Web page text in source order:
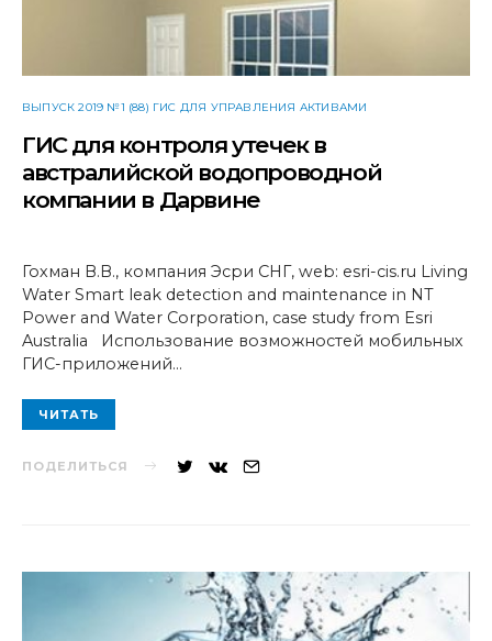
ВЫПУСК 2019 №1 (88) ГИС ДЛЯ УПРАВЛЕНИЯ АКТИВАМИ
ГИС для контроля утечек в
австралийской водопроводной
компании в Дарвине
Гохман В.В., компания Эсри СНГ, web: esri-cis.ru Living
Water Smart leak detection and maintenance in NT
Power and Water Corporation, case study from Esri
Australia Использование возможностей мобильных
ГИС-приложений…
ЧИТАТЬ
ПОДЕЛИТЬСЯ